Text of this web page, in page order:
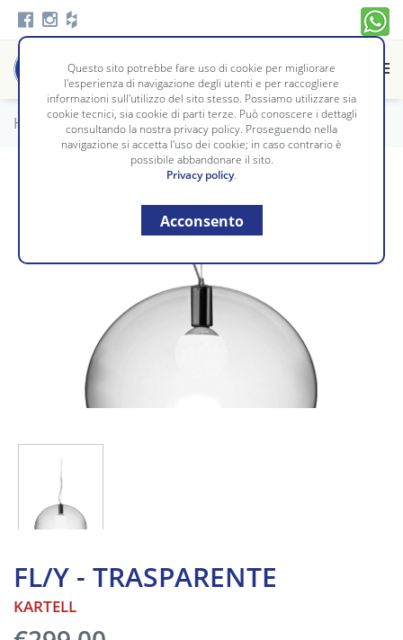
Home / Illuminazione / SOSPENSIONI
FL/Y - TRASPARENTE
KARTELL
Questo sito potrebbe fare uso di cookie per migliorare
l'esperienza di navigazione degli utenti e per raccogliere
informazioni sull'utilizzo del sito stesso. Possiamo utilizzare sia
cookie tecnici, sia cookie di parti terze. Può conoscere i dettagli
consultando la nostra privacy policy. Proseguendo nella
navigazione si accetta l'uso dei cookie; in caso contrario è
possibile abbandonare il sito.
Privacy policy.
Acconsento